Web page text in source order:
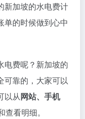
加坡的水电费计
单的时候做到心中
电费呢？新加坡的
可靠的，大家可以
以从网站、手机
查看明细。